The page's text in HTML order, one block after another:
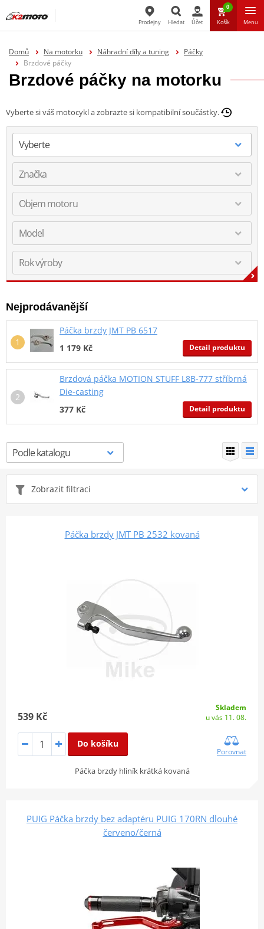
Prodejny Hledat Účet
0
Košík Menu
Domů Na motorku Náhradní díly a tuning
Páčky
Brzdové páčky
Brzdové páčky na motorku
Vyberte si váš motocykl a zobrazte si kompatibilní součástky.
Nejprodávanější
Páčka brzdy JMT PB 6517
1 179 Kč
Detail produktu
Brzdová páčka MOTION STUFF L8B-777 stříbrná
Die-casting
377 Kč
Detail produktu
Zobrazit filtraci
Páčka brzdy JMT PB 2532 kovaná
539 Kč
Skladem
u vás 11. 08.
Do košíku
Porovnat
Páčka brzdy hliník krátká kovaná
PUIG Páčka brzdy bez adaptéru PUIG 170RN dlouhé
červeno/černá